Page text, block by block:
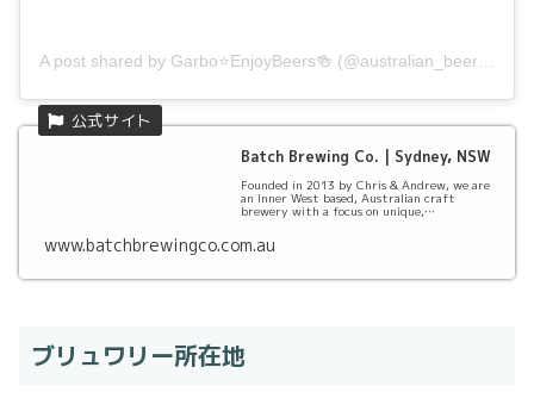
Batch Brewing Co. | Sydney, NSW
Founded in 2013 by Chris & Andrew, we are
an Inner West based, Australian craft
brewery with a focus on unique,
handcrafted, small b...
www.batchbrewingco.com.au
ブリュワリー所在地